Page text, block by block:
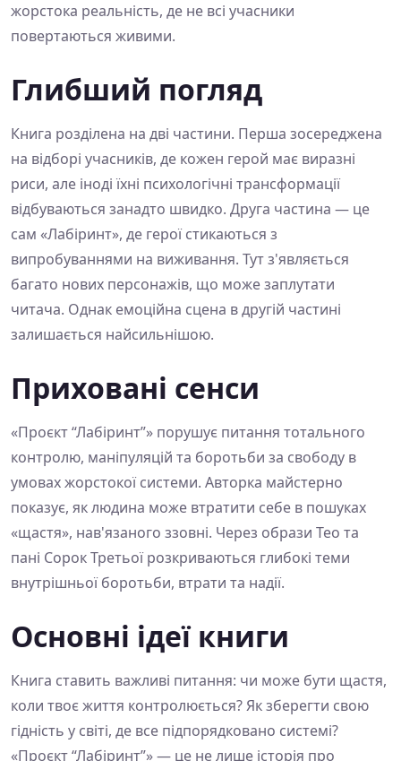
жорстока реальність, де не всі учасники
повертаються живими.
Глибший погляд
Книга розділена на дві частини. Перша зосереджена
на відборі учасників, де кожен герой має виразні
риси, але іноді їхні психологічні трансформації
відбуваються занадто швидко. Друга частина — це
сам «Лабіринт», де герої стикаються з
випробуваннями на виживання. Тут з'являється
багато нових персонажів, що може заплутати
читача. Однак емоційна сцена в другій частині
залишається найсильнішою.
Приховані сенси
«Проєкт “Лабіринт”» порушує питання тотального
контролю, маніпуляцій та боротьби за свободу в
умовах жорстокої системи. Авторка майстерно
показує, як людина може втратити себе в пошуках
«щастя», нав'язаного ззовні. Через образи Тео та
пані Сорок Третьої розкриваються глибокі теми
внутрішньої боротьби, втрати та надії.
Основні ідеї книги
Книга ставить важливі питання: чи може бути щастя,
коли твоє життя контролюється? Як зберегти свою
гідність у світі, де все підпорядковано системі?
«Проєкт “Лабіринт”» — це не лише історія про